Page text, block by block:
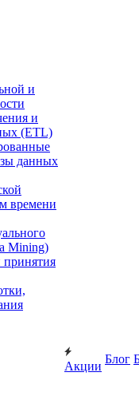
и
и
(ETL)
данных
времени
Mining)
принятия
Акции
Блог